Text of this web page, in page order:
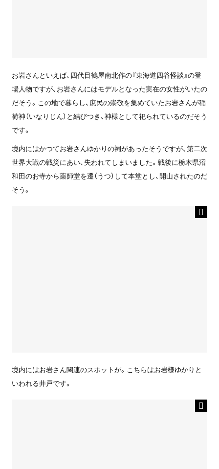
お岩さんといえば、四代目鶴屋南北作の『東海道四谷怪談』の登
場人物ですが、お岩さんにはモデルとなった実在の女性がいたの
だそう。この地で暮らし、庶民の崇敬を集めていたお岩さんが稲
荷神（いなりじん）と結びつき、神様として祀られているのだそう
です。
境内にはかつてお岩さんゆかりの祠があったそうですが、第二次
世界大戦の戦災にあい、失われてしまいました。戦後に栃木県沼
和田のお寺から薬師堂を遷（うつ）して本堂とし、開山されたのだ
そう。
境内にはお岩さん関連のスポットが。こちらはお岩様ゆかりと
いわれる井戸です。